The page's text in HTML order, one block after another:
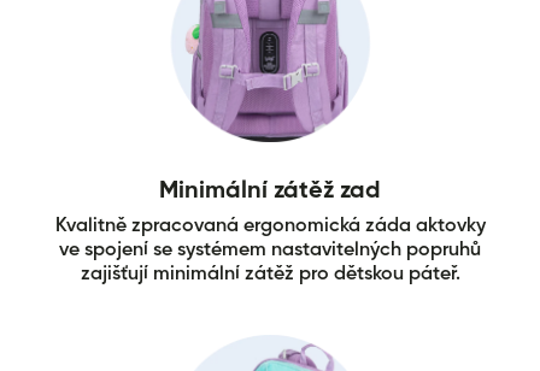
Minimální zátěž zad
Kvalitně zpracovaná ergonomická záda aktovky
ve spojení se systémem nastavitelných popruhů
zajišťují minimální zátěž pro dětskou páteř.